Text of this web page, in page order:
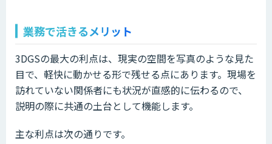
業務で活きるメリット
3DGSの最大の利点は、現実の空間を写真のような見た
目で、軽快に動かせる形で残せる点にあります。現場を
訪れていない関係者にも状況が直感的に伝わるので、
説明の際に共通の土台として機能します。
主な利点は次の通りです。